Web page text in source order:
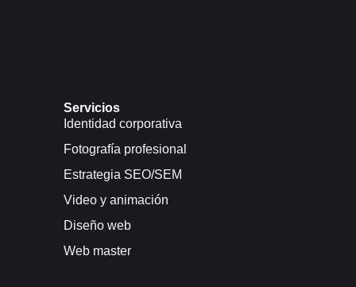
Servicios
Identidad corporativa
Fotografía profesional
Estrategia SEO/SEM
Video y animación
Diseño web
Web master